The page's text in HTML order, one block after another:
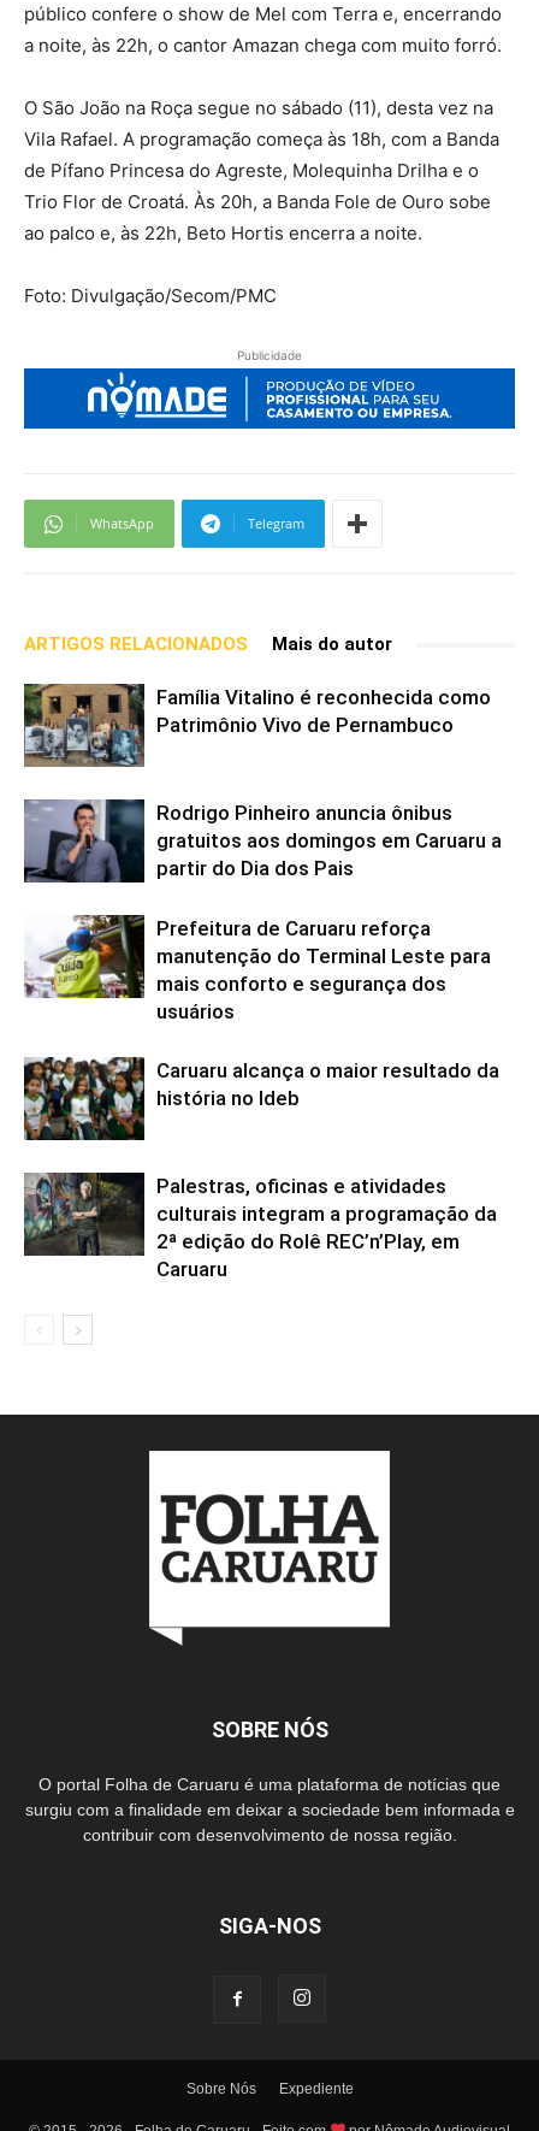
público confere o show de Mel com Terra e, encerrando
a noite, às 22h, o cantor Amazan chega com muito forró.
O São João na Roça segue no sábado (11), desta vez na
Vila Rafael. A programação começa às 18h, com a Banda
de Pífano Princesa do Agreste, Molequinha Drilha e o
Trio Flor de Croatá. Às 20h, a Banda Fole de Ouro sobe
ao palco e, às 22h, Beto Hortis encerra a noite.
Foto: Divulgação/Secom/PMC
Publicidade
WhatsApp Telegram
ARTIGOS RELACIONADOS Mais do autor
Família Vitalino é reconhecida como
Patrimônio Vivo de Pernambuco
Rodrigo Pinheiro anuncia ônibus
gratuitos aos domingos em Caruaru a
partir do Dia dos Pais
Prefeitura de Caruaru reforça
manutenção do Terminal Leste para
mais conforto e segurança dos
usuários
Caruaru alcança o maior resultado da
história no Ideb
Palestras, oficinas e atividades
culturais integram a programação da
2ª edição do Rolê REC’n’Play, em
Caruaru
SOBRE NÓS
O portal Folha de Caruaru é uma plataforma de notícias que
surgiu com a finalidade em deixar a sociedade bem informada e
contribuir com desenvolvimento de nossa região.
SIGA-NOS
Sobre Nós Expediente